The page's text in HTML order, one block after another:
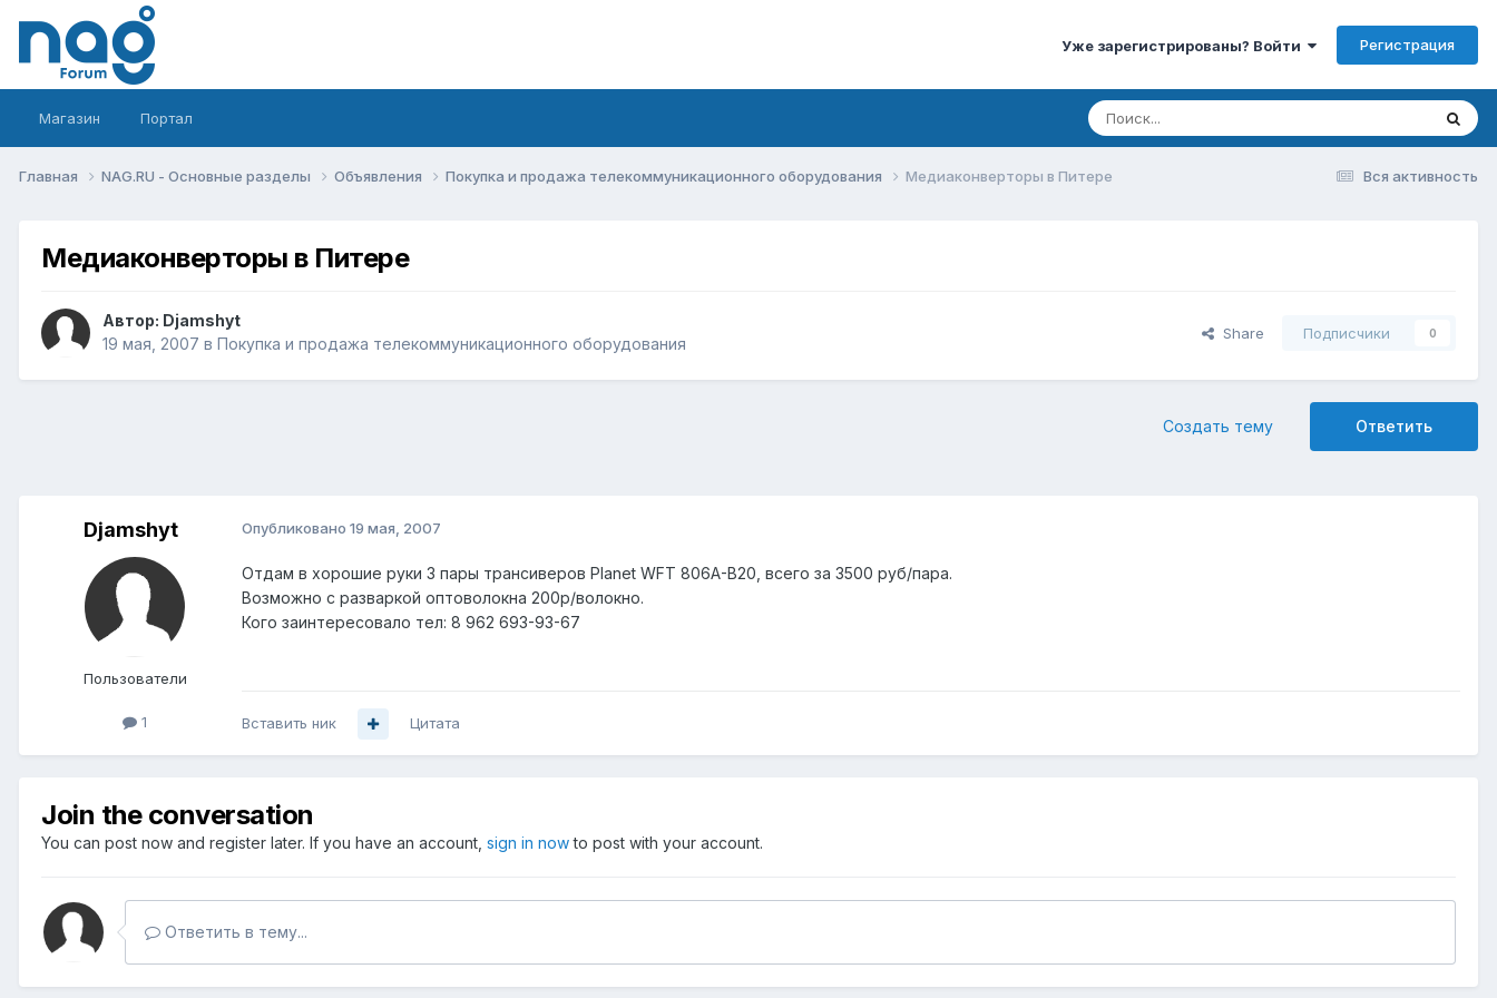
Уже зарегистрированы? Войти Регистрация
Магазин Портал
Вся активность
Главная NAG.RU - Основные разделы Объявления Покупка и продажа телекоммуникационного оборудования Медиаконверторы в Питере
Медиаконверторы в Питере
Автор: Djamshyt
19 мая, 2007 в Покупка и продажа телекоммуникационного оборудования
Share Подписчики 0
Ответить
Создать тему
Djamshyt
Пользователи
1
Опубликовано 19 мая, 2007
Отдам в хорошие руки 3 пары трансиверов Planet WFT 806A-B20, всего за 3500 руб/пара.
Возможно с разваркой оптоволокна 200р/волокно.
Кого заинтересовало тел: 8 962 693-93-67
Вставить ник Цитата
Join the conversation
You can post now and register later. If you have an account, sign in nowto post with your account.
Ответить в тему...